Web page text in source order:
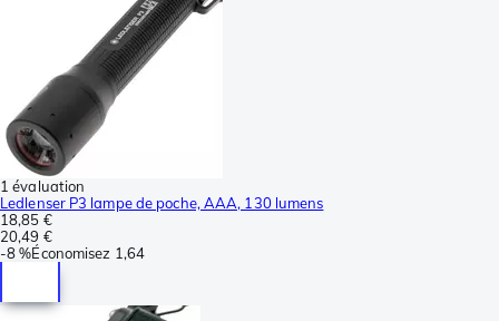
1 évaluation
Ledlenser P3 lampe de poche, AAA, 130 lumens
18,85 €
20,49 €
-8 %Économisez 1,64